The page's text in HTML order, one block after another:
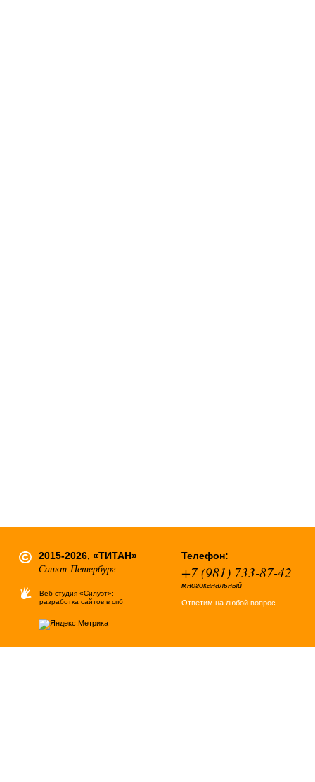
2015-2026, «ТИТАН»
Санкт-Петербург
Веб-студия «Силуэт»:
разработка сайтов в спб
Телефон:
+7 (981) 733-87-42
многоканальный
Ответим на любой вопрос